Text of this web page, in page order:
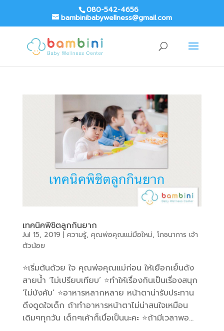
080-542-4656
bambinibabywellness@gmail.com
เทคนิคพิชิตลูกกินยาก
Jul 15, 2019 | ความรู้, คุณพ่อคุณแม่มือใหม่, โภชนาการ เจ้า
ตัวน้อย
⭐️เริ่มต้นด้วย ใจ คุณพ่อคุณแม่ก่อน ให้เยือกเย็นดัง
สายน้ำ ‘ไม่เปรียบเทียบ’ ⭐️ทำให้เรื่องกินเป็นเรื่องสนุก
‘ไม่บังคับ’ ⭐️อาหารหลากหลาย หน้าตาน่ารับประทาน
ดึงดูดใจเด็ก ถ้าทำอาหารหน้าตาไม่น่าสนใจเหมือน
เดิมๆทุกวัน เด็กๆเค้าก็เบื่อเป็นนะคะ ⭐️ถ้ามีเวลาพอ...